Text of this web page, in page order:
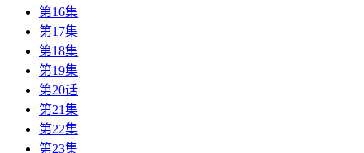
第16集
第17集
第18集
第19集
第20话
第21集
第22集
第23集